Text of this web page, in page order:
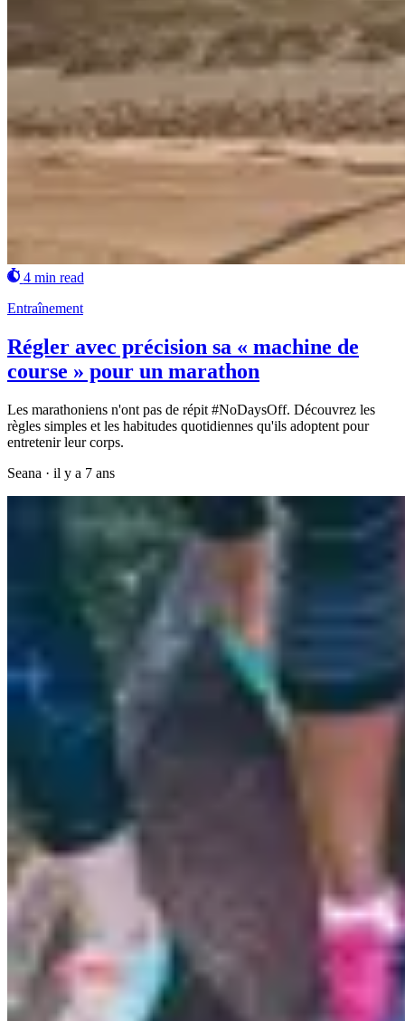
4 min read
Entraînement
Régler avec précision sa « machine de
course » pour un marathon
Les marathoniens n'ont pas de répit #NoDaysOff. Découvrez les
règles simples et les habitudes quotidiennes qu'ils adoptent pour
entretenir leur corps.
Seana · il y a 7 ans